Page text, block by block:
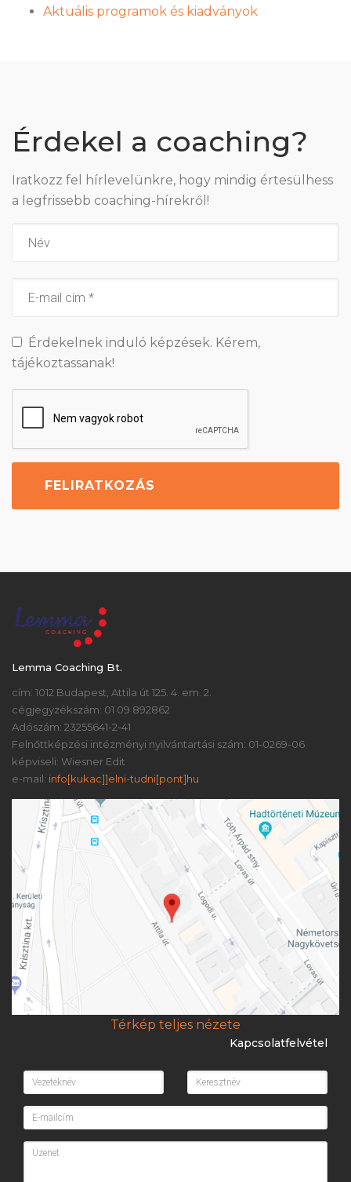
Aktuális programok és kiadványok
Érdekel a coaching?
Iratkozz fel hírlevelünkre, hogy mindig értesülhess
a legfrissebb coaching-hírekről!
Érdekelnek induló képzések. Kérem,
tájékoztassanak!
Lemma Coaching Bt.
cím: 1012 Budapest, Attila út 125. 4. em. 2.
cégjegyzékszám: 01 09 892862
Adószám: 23255641-2-41
Felnőttképzési intézményi nyilvántartási szám: 01-0269-06
képviseli: Wiesner Edit
e-mail: info[kukac]]elni-tudni[pont]hu
Térkép teljes nézete
Kapcsolatfelvétel